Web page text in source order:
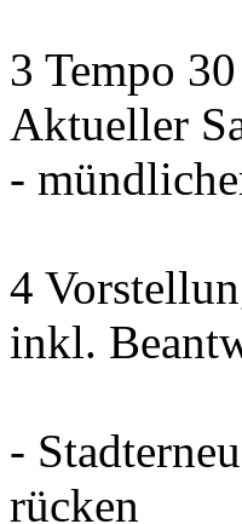
3 Tempo
Aktueller
-
4
inkl.
-
rücken